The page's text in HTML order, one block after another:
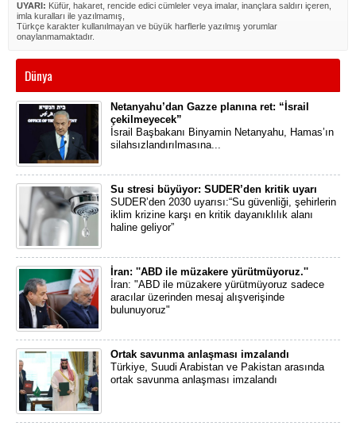
UYARI: Küfür, hakaret, rencide edici cümleler veya imalar, inançlara saldırı içeren,
imla kuralları ile yazılmamış,
Türkçe karakter kullanılmayan ve büyük harflerle yazılmış yorumlar
onaylanmamaktadır.
Dünya
Netanyahu’dan Gazze planına ret: “İsrail
çekilmeyecek”
İsrail Başbakanı Binyamin Netanyahu, Hamas’ın
silahsızlandırılmasına...
Su stresi büyüyor: SUDER’den kritik uyarı
SUDER’den 2030 uyarısı:“Su güvenliği, şehirlerin
iklim krizine karşı en kritik dayanıklılık alanı
haline geliyor”
İran: ''ABD ile müzakere yürütmüyoruz.''
İran: "ABD ile müzakere yürütmüyoruz sadece
aracılar üzerinden mesaj alışverişinde
bulunuyoruz"
Ortak savunma anlaşması imzalandı
Türkiye, Suudi Arabistan ve Pakistan arasında
ortak savunma anlaşması imzalandı